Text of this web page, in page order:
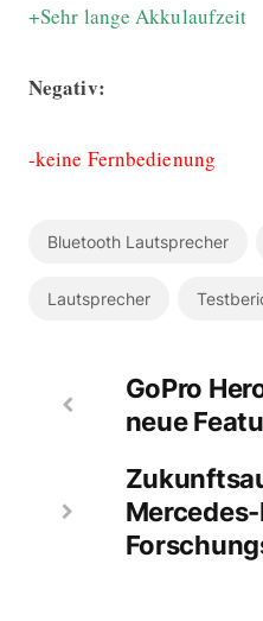
+Sehr lange Akkulaufzeit
Negativ:
-keine Fernbedienung
Bluetooth Lautsprecher
Lautsprecher
GoPro
neue